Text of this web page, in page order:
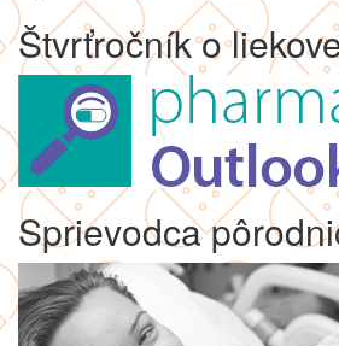
Štvrťročník o
Sprievodca